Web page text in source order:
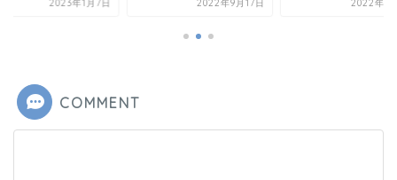
2023年1月7日 2022年9月17日 2022年8
COMMENT